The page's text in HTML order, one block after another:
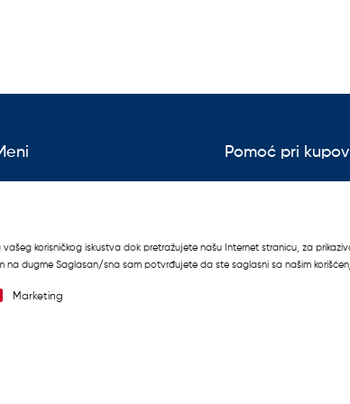
postavljana pitanja
Pomoć pri
Uslovi korišćenja
korisničkog iskustva dok pretražujete našu Internet stranicu, za
na dugme Saglasan/sna sam potvrđujete da ste saglasni sa našim
Marketing